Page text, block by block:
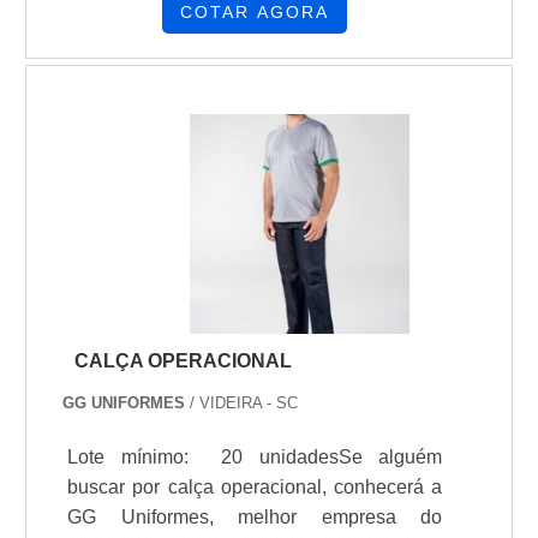
qualificações possíveis pelo fato de possuir
equipe multidisciplinar de consultores
associados e colaboradores eficientes,
fecha o ciclo de entrega com excelência
para toda a carteira de clientes....
COTAR AGORA
CALÇA OPERACIONAL
GG UNIFORMES / VIDEIRA - SC
Lote mínimo: 20 unidadesSe alguém
buscar por calça operacional, conhecerá a
GG Uniformes, melhor empresa do